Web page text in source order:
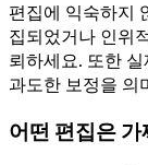
편집에 익숙하지
집되었거나 인위
뢰하세요. 또한
과도한 보정을 의
어떤 편집은